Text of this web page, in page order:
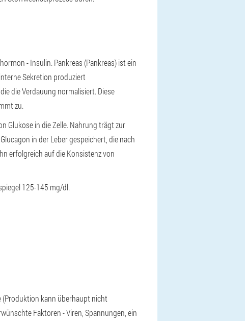
- Insulin. Pankreas (Pankreas) ist ein
Sekretion produziert
die Verdauung normalisiert. Diese
zu.
Glukose in die Zelle. Nahrung trägt zur
in der Leber gespeichert, die nach
erfolgreich auf die Konsistenz von
125-145 mg/dl.
(Produktion kann überhaupt nicht
Faktoren - Viren, Spannungen, ein